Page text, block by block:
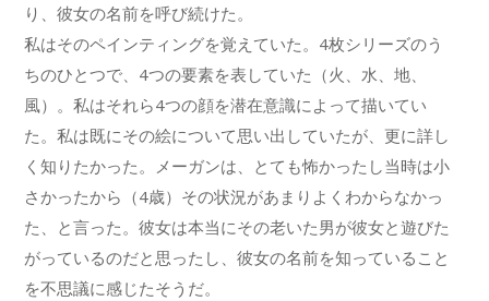
り、彼女の名前を呼び続けた。
私はそのペインティングを覚えていた。4枚シリーズのう
ちのひとつで、4つの要素を表していた（火、水、地、
風）。私はそれら4つの顔を潜在意識によって描いてい
た。私は既にその絵について思い出していたが、更に詳し
く知りたかった。メーガンは、とても怖かったし当時は小
さかったから（4歳）その状況があまりよくわからなかっ
た、と言った。彼女は本当にその老いた男が彼女と遊びた
がっているのだと思ったし、彼女の名前を知っていること
を不思議に感じたそうだ。